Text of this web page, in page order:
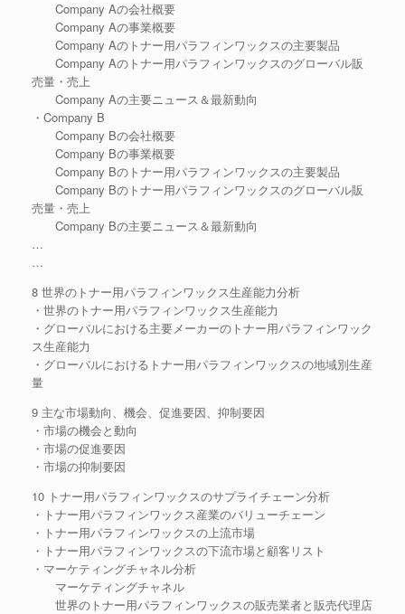
Company Aの会社概要
Company Aの事業概要
Company Aのトナー用パラフィンワックスの主要製品
Company Aのトナー用パラフィンワックスのグローバル販
売量・売上
Company Aの主要ニュース＆最新動向
・Company B
Company Bの会社概要
Company Bの事業概要
Company Bのトナー用パラフィンワックスの主要製品
Company Bのトナー用パラフィンワックスのグローバル販
売量・売上
Company Bの主要ニュース＆最新動向
…
…
8 世界のトナー用パラフィンワックス生産能力分析
・世界のトナー用パラフィンワックス生産能力
・グローバルにおける主要メーカーのトナー用パラフィンワック
ス生産能力
・グローバルにおけるトナー用パラフィンワックスの地域別生産
量
9 主な市場動向、機会、促進要因、抑制要因
・市場の機会と動向
・市場の促進要因
・市場の抑制要因
10 トナー用パラフィンワックスのサプライチェーン分析
・トナー用パラフィンワックス産業のバリューチェーン
・トナー用パラフィンワックスの上流市場
・トナー用パラフィンワックスの下流市場と顧客リスト
・マーケティングチャネル分析
マーケティングチャネル
世界のトナー用パラフィンワックスの販売業者と販売代理店